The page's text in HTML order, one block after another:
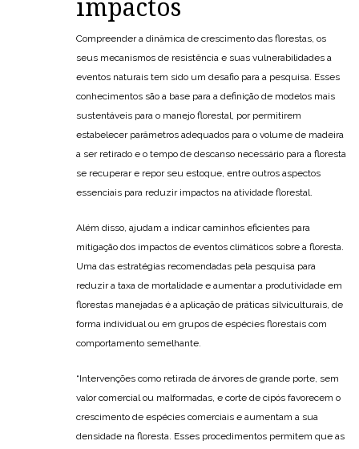
impactos
Compreender a dinâmica de crescimento das florestas, os
seus mecanismos de resistência e suas vulnerabilidades a
eventos naturais tem sido um desafio para a pesquisa. Esses
conhecimentos são a base para a definição de modelos mais
sustentáveis para o manejo florestal, por permitirem
estabelecer parâmetros adequados para o volume de madeira
a ser retirado e o tempo de descanso necessário para a floresta
se recuperar e repor seu estoque, entre outros aspectos
essenciais para reduzir impactos na atividade florestal.
Além disso, ajudam a indicar caminhos eficientes para
mitigação dos impactos de eventos climáticos sobre a floresta.
Uma das estratégias recomendadas pela pesquisa para
reduzir a taxa de mortalidade e aumentar a produtividade em
florestas manejadas é a aplicação de práticas silviculturais, de
forma individual ou em grupos de espécies florestais com
comportamento semelhante.
“Intervenções como retirada de árvores de grande porte, sem
valor comercial ou malformadas, e corte de cipós favorecem o
crescimento de espécies comerciais e aumentam a sua
densidade na floresta. Esses procedimentos permitem que as